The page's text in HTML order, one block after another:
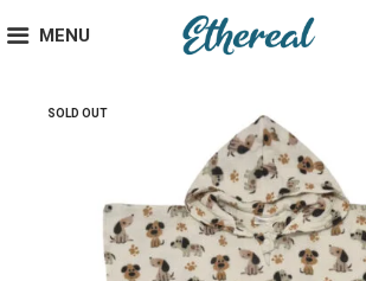
MENU
SOLD OUT